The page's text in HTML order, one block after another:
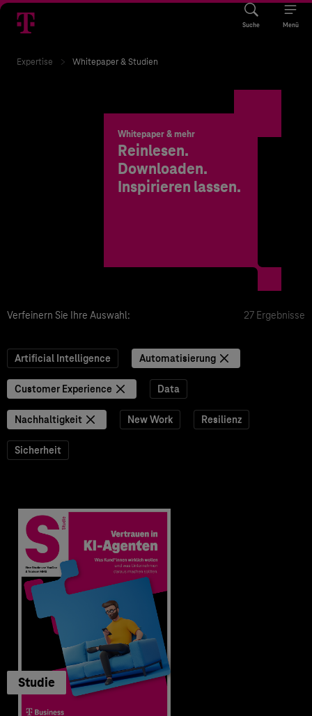
Suche Menü
Expertise Whitepaper & Studien
Whitepaper & mehr
Reinlesen.
Downloaden.
Inspirieren lassen.
Verfeinern Sie Ihre Auswahl: 27 Ergebnisse
Artificial Intelligence Automatisierung
Customer Experience Data
Nachhaltigkeit New Work Resilienz
Sicherheit
Studie